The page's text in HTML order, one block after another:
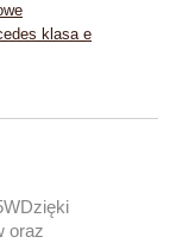
klasa e
oraz